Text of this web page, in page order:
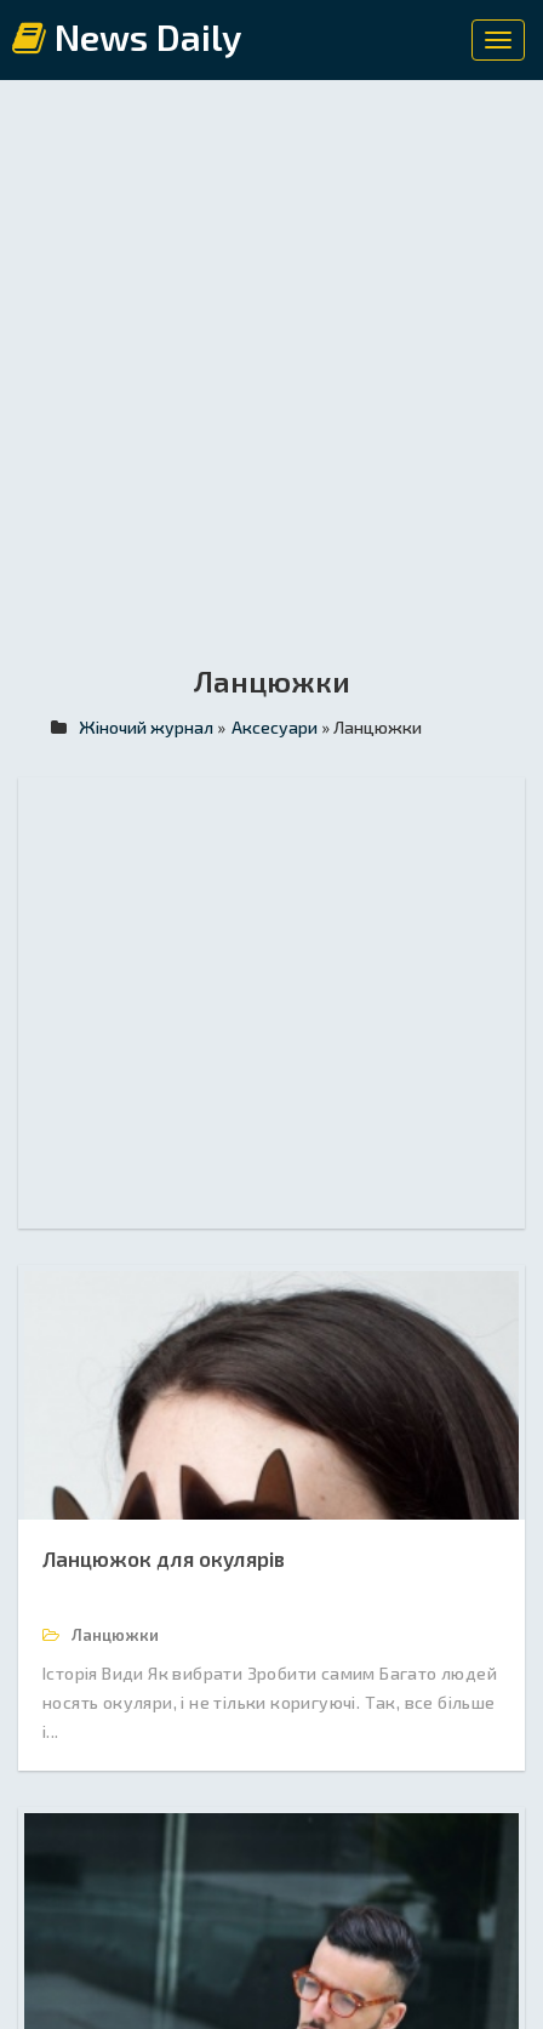
News Daily
Ланцюжки
Жіночий журнал » Аксесуари » Ланцюжки
Ланцюжок для окулярів
Ланцюжки
Історія Види Як вибрати Зробити самим Багато людей
носять окуляри, і не тільки коригуючі. Так, все більше
і...